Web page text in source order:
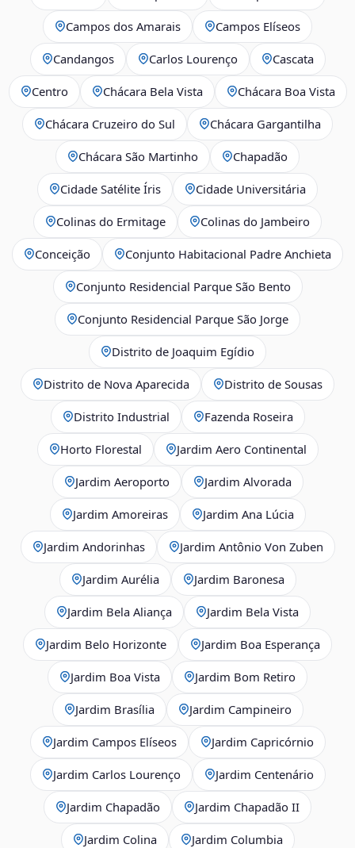
Campos dos Amarais Campos Elíseos
Candangos Carlos Lourenço Cascata
Centro Chácara Bela Vista Chácara Boa Vista
Chácara Cruzeiro do Sul Chácara Gargantilha
Chácara São Martinho Chapadão
Cidade Satélite Íris Cidade Universitária
Colinas do Ermitage Colinas do Jambeiro
Conceição Conjunto Habitacional Padre Anchieta
Conjunto Residencial Parque São Bento
Conjunto Residencial Parque São Jorge
Distrito de Joaquim Egídio
Distrito de Nova Aparecida Distrito de Sousas
Distrito Industrial Fazenda Roseira
Horto Florestal Jardim Aero Continental
Jardim Aeroporto Jardim Alvorada
Jardim Amoreiras Jardim Ana Lúcia
Jardim Andorinhas Jardim Antônio Von Zuben
Jardim Aurélia Jardim Baronesa
Jardim Bela Aliança Jardim Bela Vista
Jardim Belo Horizonte Jardim Boa Esperança
Jardim Boa Vista Jardim Bom Retiro
Jardim Brasília Jardim Campineiro
Jardim Campos Elíseos Jardim Capricórnio
Jardim Carlos Lourenço Jardim Centenário
Jardim Chapadão Jardim Chapadão II
Jardim Colina Jardim Columbia